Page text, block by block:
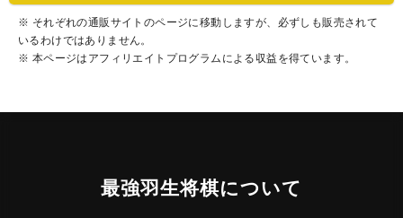
※ それぞれの通販サイトのページに移動しますが、必ずしも販売されて
いるわけではありません。
※ 本ページはアフィリエイトプログラムによる収益を得ています。
最強羽生将棋について